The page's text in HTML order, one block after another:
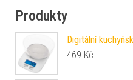
Produkty
Digitální
469 Kč